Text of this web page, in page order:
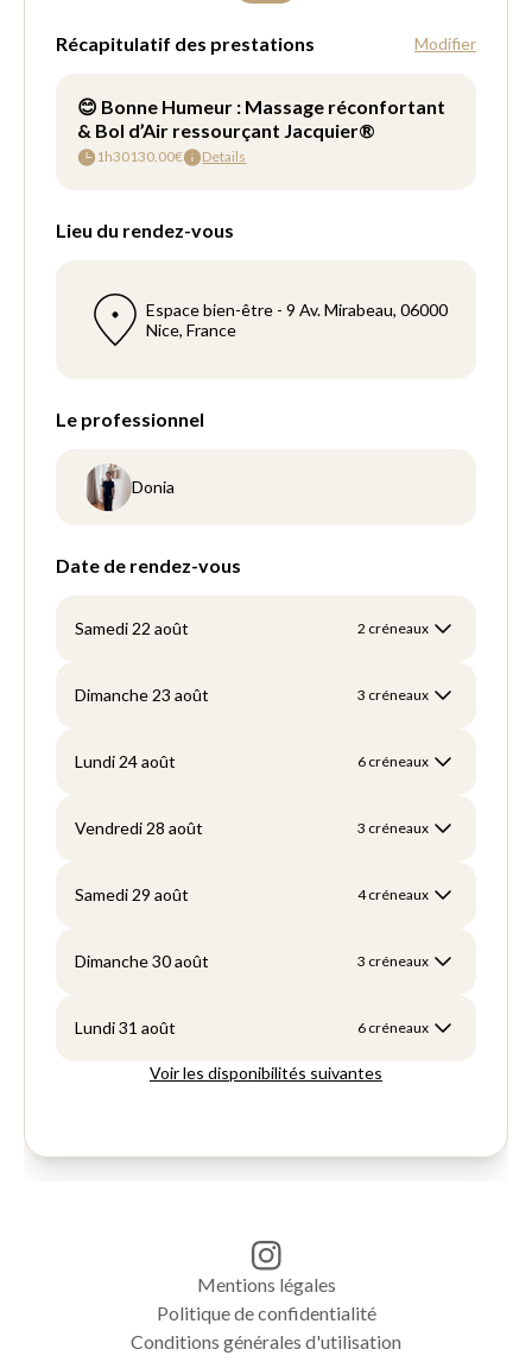
Mentions légales
Politique de confidentialité
Conditions générales d'utilisation